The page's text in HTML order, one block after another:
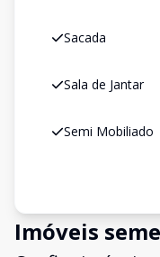
Sacada
Sala de Jantar
Semi Mobiliado
Imóveis